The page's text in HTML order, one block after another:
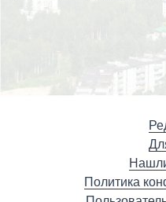
Политика